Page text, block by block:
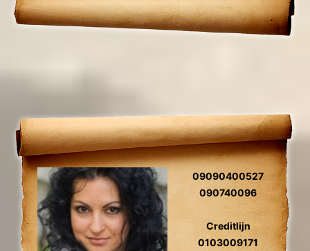
09090400527
090740096
Creditlijn
0103009171